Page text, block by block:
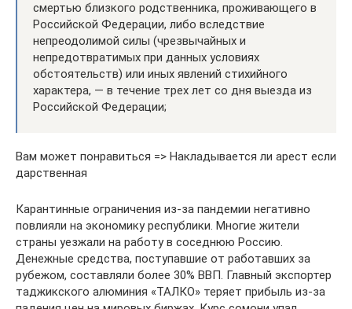
смертью близкого родственника, проживающего в
Российской Федерации, либо вследствие
непреодолимой силы (чрезвычайных и
непредотвратимых при данных условиях
обстоятельств) или иных явлений стихийного
характера, — в течение трех лет со дня выезда из
Российской Федерации;
Вам может понравиться => Накладывается ли арест если
дарственная
Карантинные ограничения из-за пандемии негативно
повлияли на экономику республики. Многие жители
страны уезжали на работу в соседнюю Россию.
Денежные средства, поступавшие от работавших за
рубежом, составляли более 30% ВВП. Главный экспортер
таджикского алюминия «ТАЛКО» теряет прибыль из-за